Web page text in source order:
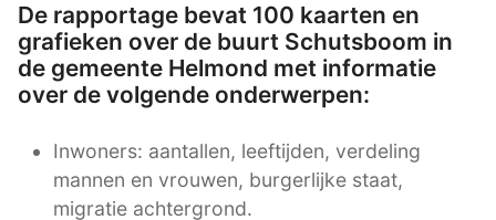
De rapportage bevat 100 kaarten en
grafieken over de buurt Schutsboom in
de gemeente Helmond met informatie
over de volgende onderwerpen:
Inwoners: aantallen, leeftijden, verdeling
mannen en vrouwen, burgerlijke staat,
migratie achtergrond.